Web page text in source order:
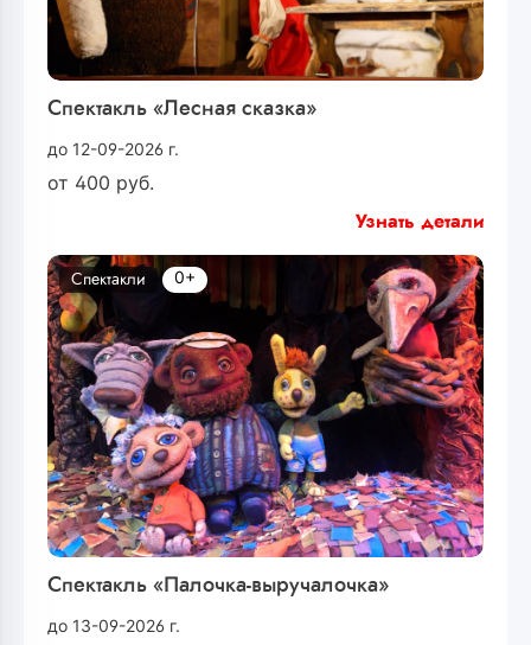
Спектакль «Лесная сказка»
до 12-09-2026 г.
от 400 руб.
Узнать детали
Спектакль «Палочка-выручалочка»
до 13-09-2026 г.
Спектакли 0+